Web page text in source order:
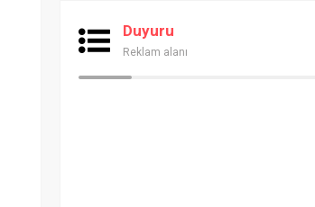
Duyuru
Reklam alanı